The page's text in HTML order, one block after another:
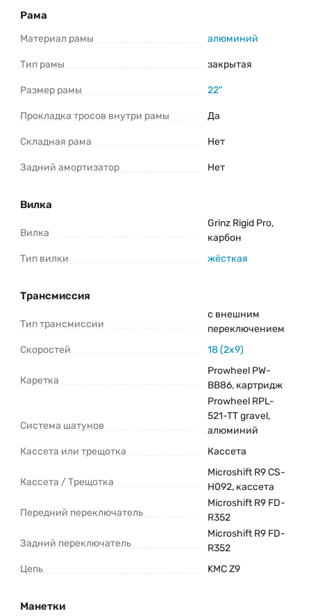
потребителей. Прежде чем купить Stark Gravel 700.5 D (2024) уточните все
Рама
Материал рамы алюминий
Тип рамы закрытая
Размер рамы 22"
Прокладка тросов внутри рамы Да
Складная рама Нет
Задний амортизатор Нет
Вилка
Вилка
Grinz Rigid Pro,
карбон
Тип вилки
жёсткая
Трансмиссия
Тип трансмиссии
с внешним
переключением
Скоростей
18 (2x9)
Каретка
Prowheel PW-
BB86, картридж
Система шатунов
Prowheel RPL-
521-TT gravel,
алюминий
Кассета или трещотка
Кассета
Кассета / Трещотка
Microshift R9 CS-
H092, кассета
Передний переключатель
Microshift R9 FD-
R352
Задний переключатель
Microshift R9 FD-
R352
Цепь
KMC Z9
Манетки